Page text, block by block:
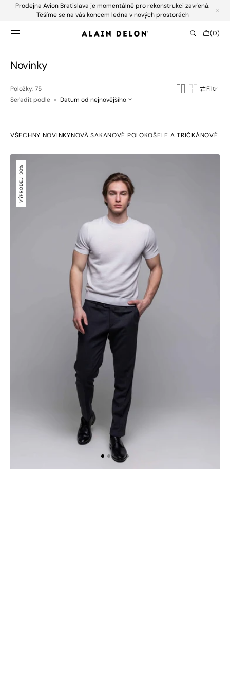
SKIP TO
CONTENT
Prodejna Avion Bratislava je momentálně pro rekonstrukci zavřená.
Těšíme se na vás koncem ledna v nových prostorách
Cart
(0)
0
Collection:
Novinky
Položky: 75
Filtr
Seřadit podle
VŠECHNY NOVINKYNOVÁ SAKANOVÉ POLOKOŠELE A TRIČKÁNOVÉ
úpletové
tričko
VÝPRODEJ
30%